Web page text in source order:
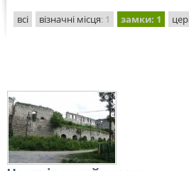
всі візначні місця: 1 замки: 1